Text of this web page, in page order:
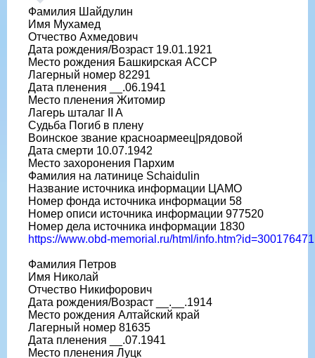
Фамилия Шайдулин
Имя Мухамед
Отчество Ахмедович
Дата рождения/Возраст 19.01.1921
Место рождения Башкирская АССР
Лагерный номер 82291
Дата пленения __.06.1941
Место пленения Житомир
Лагерь шталаг II A
Судьба Погиб в плену
Воинское звание красноармеец|рядовой
Дата смерти 10.07.1942
Место захоронения Пархим
Фамилия на латинице Schaidulin
Название источника информации ЦАМО
Номер фонда источника информации 58
Номер описи источника информации 977520
Номер дела источника информации 1830
https://www.obd-memorial.ru/html/info.htm?id=300176471
Фамилия Петров
Имя Николай
Отчество Никифорович
Дата рождения/Возраст __.__.1914
Место рождения Алтайский край
Лагерный номер 81635
Дата пленения __.07.1941
Место пленения Луцк